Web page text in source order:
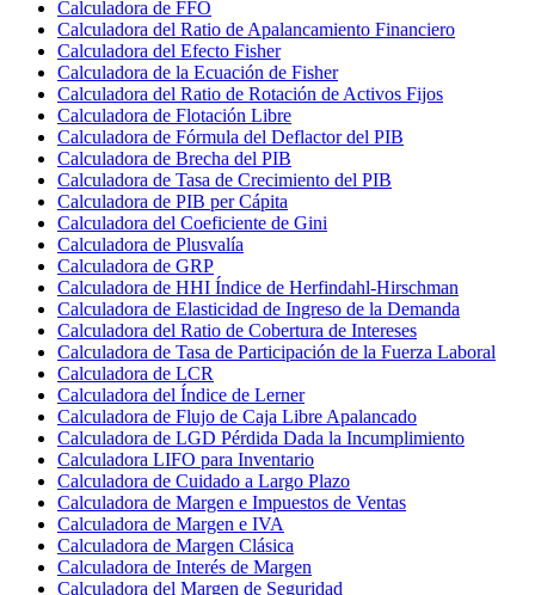
Calculadora de FFO
Calculadora del Ratio de Apalancamiento Financiero
Calculadora del Efecto Fisher
Calculadora de la Ecuación de Fisher
Calculadora del Ratio de Rotación de Activos Fijos
Calculadora de Flotación Libre
Calculadora de Fórmula del Deflactor del PIB
Calculadora de Brecha del PIB
Calculadora de Tasa de Crecimiento del PIB
Calculadora de PIB per Cápita
Calculadora del Coeficiente de Gini
Calculadora de Plusvalía
Calculadora de GRP
Calculadora de HHI Índice de Herfindahl-Hirschman
Calculadora de Elasticidad de Ingreso de la Demanda
Calculadora del Ratio de Cobertura de Intereses
Calculadora de Tasa de Participación de la Fuerza Laboral
Calculadora de LCR
Calculadora del Índice de Lerner
Calculadora de Flujo de Caja Libre Apalancado
Calculadora de LGD Pérdida Dada la Incumplimiento
Calculadora LIFO para Inventario
Calculadora de Cuidado a Largo Plazo
Calculadora de Margen e Impuestos de Ventas
Calculadora de Margen e IVA
Calculadora de Margen Clásica
Calculadora de Interés de Margen
Calculadora del Margen de Seguridad